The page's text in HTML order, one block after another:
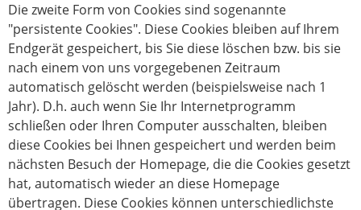
Die zweite Form von Cookies sind sogenannte
"persistente Cookies". Diese Cookies bleiben auf Ihrem
Endgerät gespeichert, bis Sie diese löschen bzw. bis sie
nach einem von uns vorgegebenen Zeitraum
automatisch gelöscht werden (beispielsweise nach 1
Jahr). D.h. auch wenn Sie Ihr Internetprogramm
schließen oder Ihren Computer ausschalten, bleiben
diese Cookies bei Ihnen gespeichert und werden beim
nächsten Besuch der Homepage, die die Cookies gesetzt
hat, automatisch wieder an diese Homepage
übertragen. Diese Cookies können unterschiedlichste